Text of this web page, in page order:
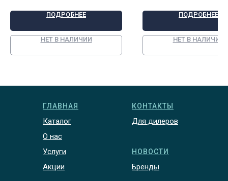
ПОДРОБНЕЕ
НЕТ В НАЛИЧИИ
ПОДРОБНЕЕ
НЕТ В НАЛИЧИИ
ГЛАВНАЯ
Каталог
О нас
Услуги
Акции
КОНТАКТЫ
Для дилеров
НОВОСТИ
Бренды